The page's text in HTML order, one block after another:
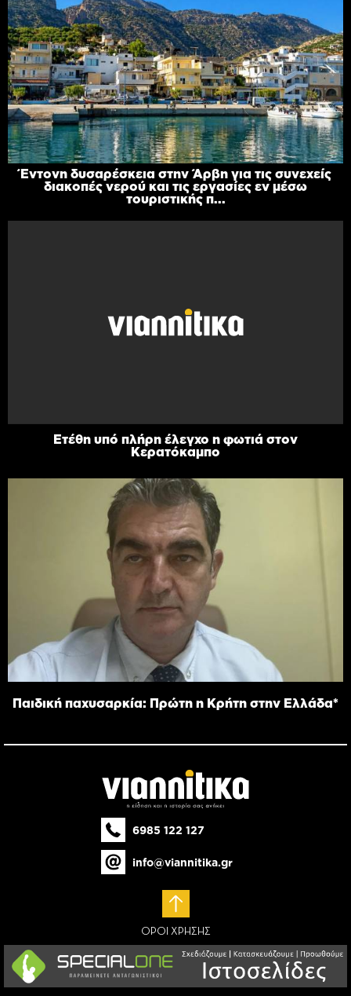
Έντονη δυσαρέσκεια στην Άρβη για τις συνεχείς
διακοπές νερού και τις εργασίες εν μέσω
τουριστικής π...
Ετέθη υπό πλήρη έλεγχο η φωτιά στον
Κερατόκαμπο
Παιδική παχυσαρκία: Πρώτη η Κρήτη στην Ελλάδα*
6985 122 127
info@viannitika.gr
ΟΡΟΙ ΧΡΗΣΗΣ